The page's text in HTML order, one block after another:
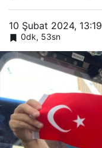
10 Şubat 2024, 13:19
0dk, 53sn